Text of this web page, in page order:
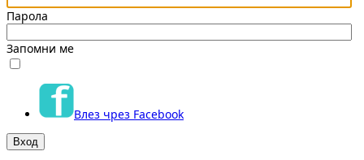
Парола
Запомни ме
Влез чрез Facebook